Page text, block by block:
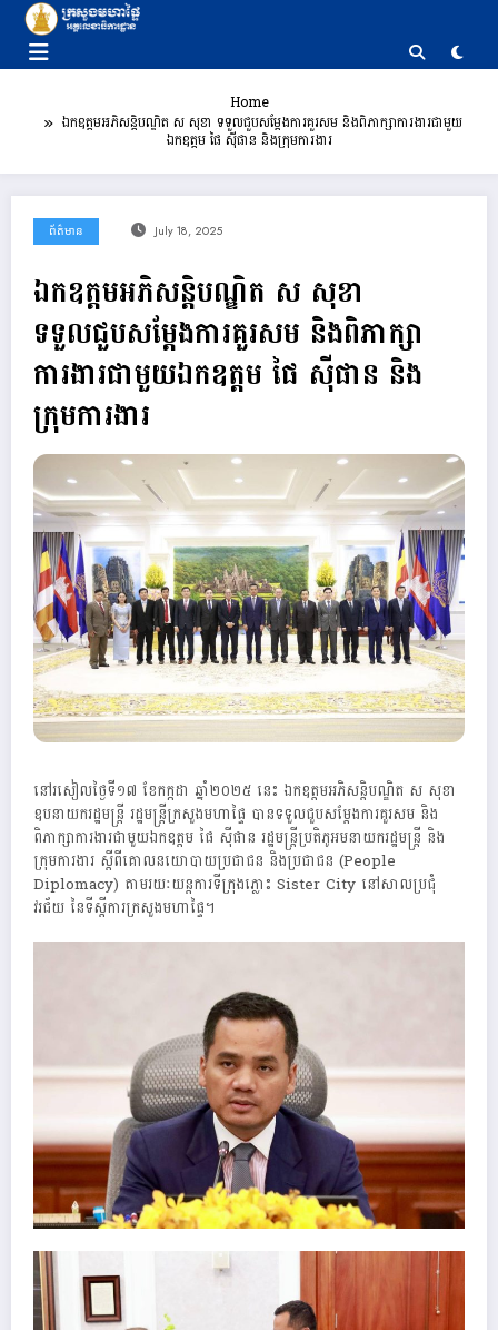
content
Home
ឯកឧត្តមអភិសន្តិបណ្ឌិត ស សុខា ទទួលជួបសម្តែងការគួរសម និងពិភាក្សាការងារជាមួយ
ឯកឧត្តម ផៃ ស៊ីផាន និងក្រុមការងារ
ព័ត៌មាន July 18, 2025
ឯកឧត្តមអភិសន្តិបណ្ឌិត ស សុខា
ទទួលជួបសម្តែងការគួរសម និងពិភាក្សា
ការងារជាមួយឯកឧត្តម ផៃ ស៊ីផាន និង
ក្រុមការងារ
នៅរសៀលថ្ងៃទី១៧ ខែកក្កដា ឆ្នាំ២០២៥ នេះ ឯកឧត្តមអភិសន្តិបណ្ឌិត ស សុខា
ឧបនាយករដ្ឋមន្ត្រី រដ្ឋមន្ត្រីក្រសួងមហាផ្ទៃ បានទទួលជួបសម្តែងការគួរសម និង
ពិភាក្សាការងារជាមួយឯកឧត្តម ផៃ ស៊ីផាន រដ្ឋមន្ត្រីប្រតិភូអមនាយករដ្ឋមន្ត្រី និង
ក្រុមការងារ ស្តីពីគោលនយោបាយប្រជាជន និងប្រជាជន (People
Diplomacy) តាមរយៈយន្តការទីក្រុងភ្លោះ Sister City នៅសាលប្រជុំ
វរជ័យ នៃទីស្តីការក្រសួងមហាផ្ទៃ។